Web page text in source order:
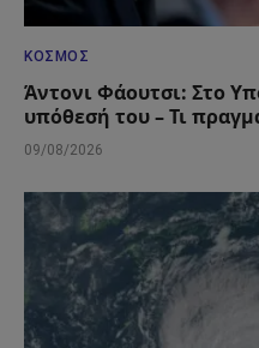
ΚΌΣΜΟΣ
Άντονι Φάουτσι: Στο
υπόθεσή του – Τι
09/08/2026